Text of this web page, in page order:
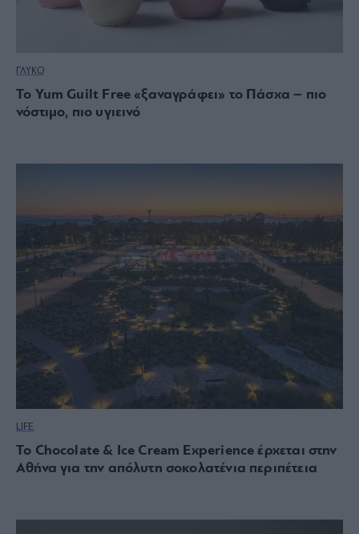
ΓΛΥΚΟ
Το Yum Guilt Free «ξαναγράφει» το Πάσχα – πιο
νόστιμο, πιο υγιεινό
LIFE
Το Chocolate & Ice Cream Experience έρχεται στην
Αθήνα για την απόλυτη σοκολατένια περιπέτεια